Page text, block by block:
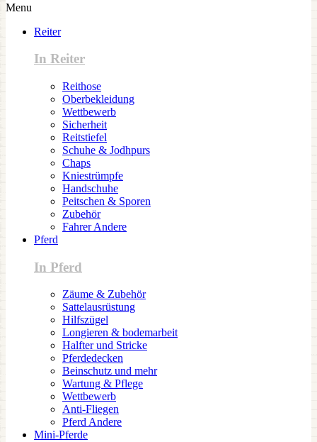
Menu
Reiter
In Reiter
Reithose
Oberbekleidung
Wettbewerb
Sicherheit
Reitstiefel
Schuhe & Jodhpurs
Chaps
Kniestrümpfe
Handschuhe
Peitschen & Sporen
Zubehör
Fahrer Andere
Pferd
In Pferd
Zäume & Zubehör
Sattelausrüstung
Hilfszügel
Longieren & bodemarbeit
Halfter und Stricke
Pferdedecken
Beinschutz und mehr
Wartung & Pflege
Wettbewerb
Anti-Fliegen
Pferd Andere
Mini-Pferde